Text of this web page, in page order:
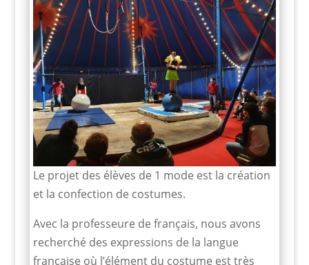
Le projet des élèves de 1 mode est la création
et la confection de costumes.
Avec la professeure de français, nous avons
recherché des expressions de la langue
française où l’élément du costume est très